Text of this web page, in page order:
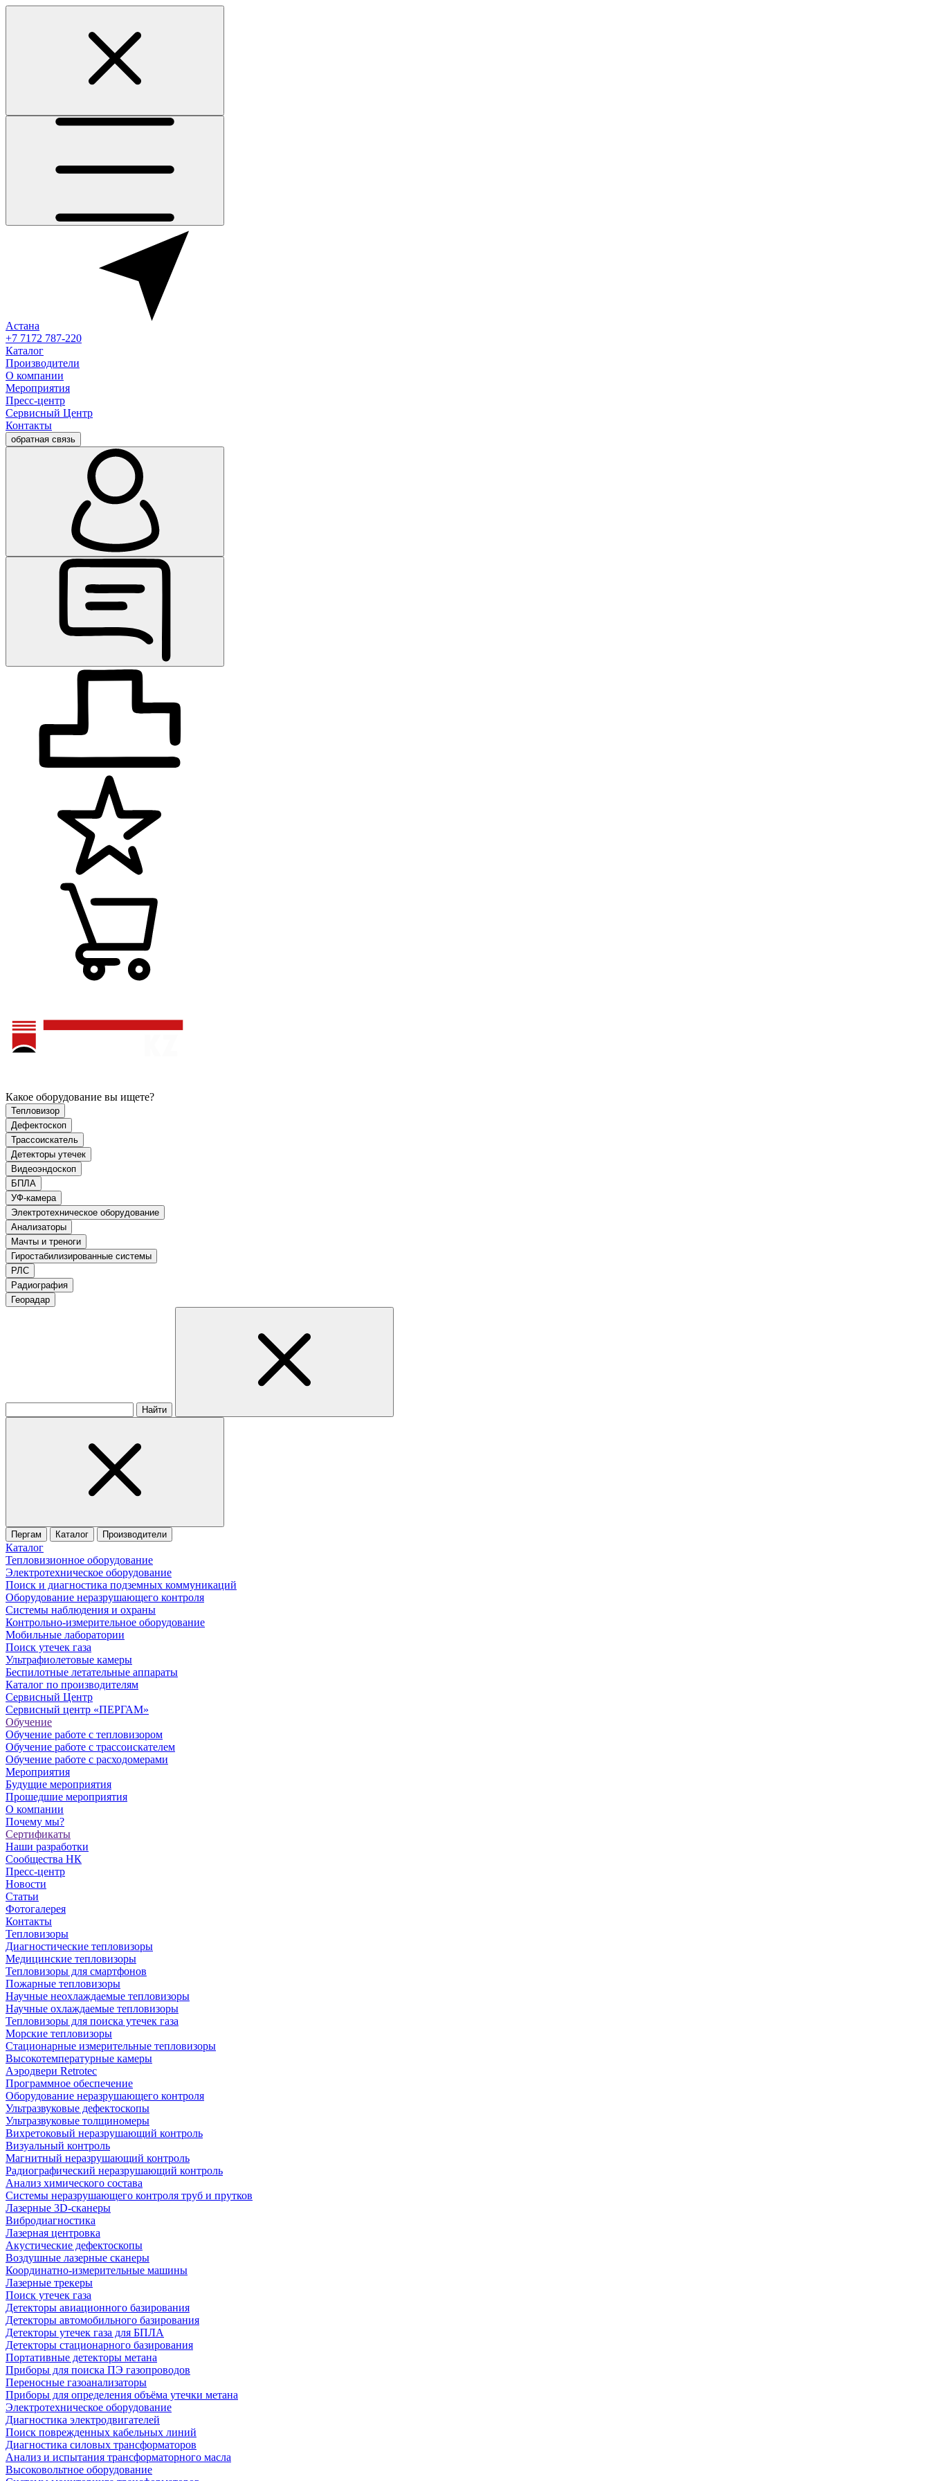
Астана
+7 7172 787-220
Каталог
Производители
О компании
Мероприятия
Пресс-центр
Сервисный Центр
Контакты
обратная связь
Какое оборудование вы ищете?
Тепловизор
Дефектоскоп
Трассоискатель
Детекторы утечек
Видеоэндоскоп
БПЛА
УФ-камера
Электротехническое оборудование
Анализаторы
Мачты и треноги
Гиростабилизированные системы
РЛС
Радиография
Георадар
Найти
Пергам Каталог Производители
Каталог
Тепловизионное оборудование
Электротехническое оборудование
Поиск и диагностика подземных коммуникаций
Оборудование неразрушающего контроля
Системы наблюдения и охраны
Контрольно-измерительное оборудование
Мобильные лаборатории
Поиск утечек газа
Ультрафиолетовые камеры
Беспилотные летательные аппараты
Каталог по производителям
Сервисный Центр
Сервисный центр «ПЕРГАМ»
Обучение
Обучение работе с тепловизором
Обучение работе с трассоискателем
Обучение работе с расходомерами
Мероприятия
Будущие мероприятия
Прошедшие мероприятия
О компании
Почему мы?
Сертификаты
Наши разработки
Сообщества НК
Пресс-центр
Новости
Статьи
Фотогалерея
Контакты
Тепловизоры
Диагностические тепловизоры
Медицинские тепловизоры
Тепловизоры для смартфонов
Пожарные тепловизоры
Научные неохлаждаемые тепловизоры
Научные охлаждаемые тепловизоры
Тепловизоры для поиска утечек газа
Морские тепловизоры
Стационарные измерительные тепловизоры
Высокотемпературные камеры
Аэродвери Retrotec
Программное обеспечение
Оборудование неразрушающего контроля
Ультразвуковые дефектоскопы
Ультразвуковые толщиномеры
Вихретоковый неразрушающий контроль
Визуальный контроль
Магнитный неразрушающий контроль
Радиографический неразрушающий контроль
Анализ химического состава
Системы неразрушающего контроля труб и прутков
Лазерные 3D-сканеры
Вибродиагностика
Лазерная центровка
Акустические дефектоскопы
Воздушные лазерные сканеры
Координатно-измерительные машины
Лазерные трекеры
Поиск утечек газа
Детекторы авиационного базирования
Детекторы автомобильного базирования
Детекторы утечек газа для БПЛА
Детекторы стационарного базирования
Портативные детекторы метана
Приборы для поиска ПЭ газопроводов
Переносные газоанализаторы
Приборы для определения объёма утечки метана
Электротехническое оборудование
Диагностика электродвигателей
Поиск поврежденных кабельных линий
Диагностика силовых трансформаторов
Анализ и испытания трансформаторного масла
Высоковольтное оборудование